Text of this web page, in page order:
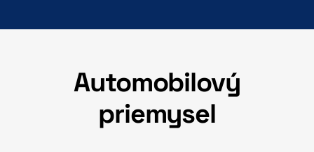
Automobilový
priemysel